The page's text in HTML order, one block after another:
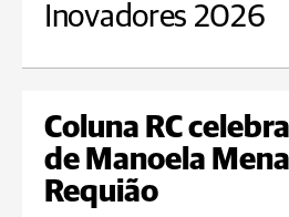
Inovadores 2026
Coluna RC
de Manoela
Requião